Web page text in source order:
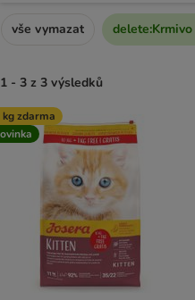
vše vymazat delete:
1 - 3 z 3 výsledků
kg zdarma